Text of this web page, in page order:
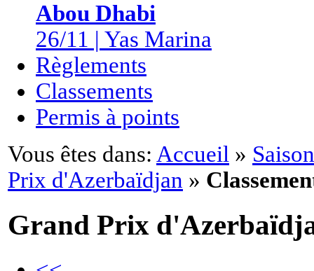
Abou Dhabi
26/11 | Yas Marina
Règlements
Classements
Permis à points
Vous êtes dans: Accueil »
Prix d'Azerbaïdjan »
Grand Prix